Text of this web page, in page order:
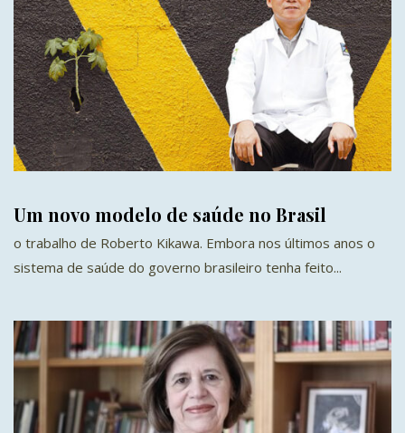
Um novo modelo de saúde no Brasil
o trabalho de Roberto Kikawa. Embora nos últimos anos o
sistema de saúde do governo brasileiro tenha feito...